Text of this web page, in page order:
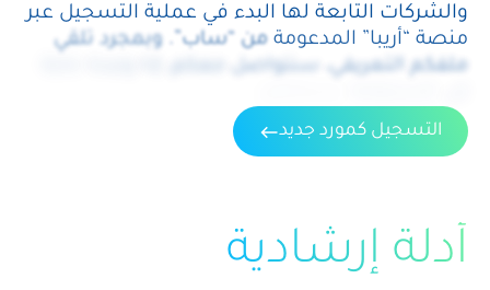
والشركات التابعة لها البدء في عملية التسجيل عبر
منصة “أريبا” المدعومة من “ساب”. وبمجرد تلقي
ملفكم التعريفي، سنتواصل
التسجيل كمورد جديدeast
أدلة إرشادية